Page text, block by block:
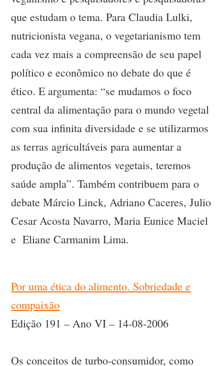
que estudam o tema. Para Claudia Lulki,
nutricionista vegana, o vegetarianismo tem
cada vez mais a compreensão de seu papel
político e econômico no debate do que é
ético. E argumenta: “se mudamos o foco
central da alimentação para o mundo vegetal
com sua infinita diversidade e se utilizarmos
as terras agricultáveis para aumentar a
produção de alimentos vegetais, teremos
saúde ampla”. Também contribuem para o
debate Márcio Linck, Adriano Caceres, Julio
Cesar Acosta Navarro, Maria Eunice Maciel
e Eliane Carmanim Lima.
Por uma ética do alimento. Sobriedade e
compaixão
Edição 191 – Ano VI – 14-08-2006
Os conceitos de turbo-consumidor, como